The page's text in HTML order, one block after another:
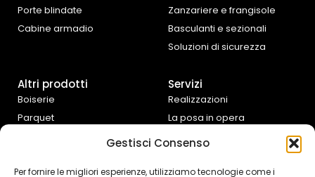
Gestisci Consenso
Per fornire le migliori esperienze, utilizziamo tecnologie come i
Porte blindate
Cabine armadio
Zanzariere e frangisole
Basculanti e sezionali
Soluzioni di sicurezza
Altri prodotti
Boiserie
Parquet
d’arredo
Servizi
Realizzazioni
La posa in opera
preventivazione
Assistenza fai da te